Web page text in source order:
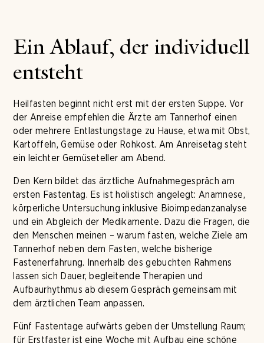
Ein Ablauf, der individuell
entsteht
Heilfasten beginnt nicht erst mit der ersten Suppe. Vor
der Anreise empfehlen die Ärzte am Tannerhof einen
oder mehrere Entlastungstage zu Hause, etwa mit Obst,
Kartoffeln, Gemüse oder Rohkost. Am Anreisetag steht
ein leichter Gemüseteller am Abend.
Den Kern bildet das ärztliche Aufnahmegespräch am
ersten Fastentag. Es ist holistisch angelegt: Anamnese,
körperliche Untersuchung inklusive Bioimpedanzanalyse
und ein Abgleich der Medikamente. Dazu die Fragen, die
den Menschen meinen – warum fasten, welche Ziele am
Tannerhof neben dem Fasten, welche bisherige
Fastenerfahrung. Innerhalb des gebuchten Rahmens
lassen sich Dauer, begleitende Therapien und
Aufbaurhythmus ab diesem Gespräch gemeinsam mit
dem ärztlichen Team anpassen.
Fünf Fastentage aufwärts geben der Umstellung Raum;
für Erstfaster ist eine Woche mit Aufbau eine schöne